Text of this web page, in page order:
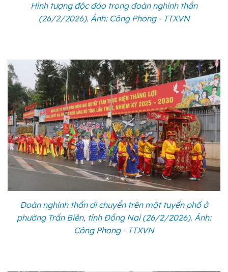
Hình tượng độc đáo trong đoàn nghinh thần
(26/2/2026). Ảnh: Công Phong - TTXVN
Đoàn nghinh thần di chuyển trên một tuyến phố ở
phường Trấn Biên, tỉnh Đồng Nai (26/2/2026). Ảnh:
Công Phong - TTXVN